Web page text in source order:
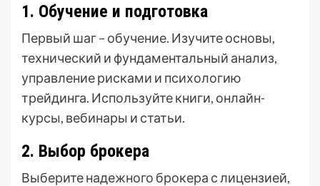
1. Обучение и подготовка
Первый шаг – обучение. Изучите основы,
технический и фундаментальный анализ,
управление рисками и психологию
трейдинга. Используйте книги, онлайн-
курсы, вебинары и статьи.
2. Выбор брокера
Выберите надежного брокера с лицензией,